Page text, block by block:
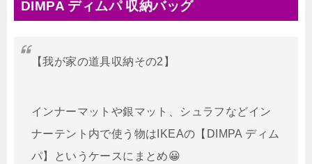
DIMPA ディムパ 収納バッグ
【我が家の道具収納その2】
インナーマットや銀マット、シュラフなどイン
ナーテント内で使う物はIKEAの【DIMPA ディム
パ】というケースにまとめ😀